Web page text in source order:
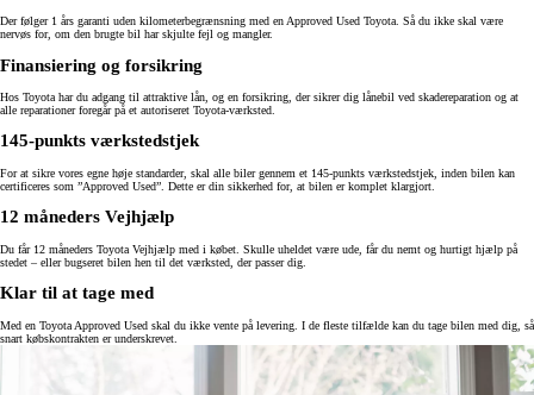
Der følger 1 års garanti uden kilometerbegrænsning med en Approved Used Toyota. Så du ikke skal være
nervøs for, om den brugte bil har skjulte fejl og mangler.
Finansiering og forsikring
Hos Toyota har du adgang til attraktive lån, og en forsikring, der sikrer dig lånebil ved skadereparation og at
alle reparationer foregår på et autoriseret Toyota-værksted.
145-punkts værkstedstjek
For at sikre vores egne høje standarder, skal alle biler gennem et 145-punkts værkstedstjek, inden bilen kan
certificeres som ”Approved Used”. Dette er din sikkerhed for, at bilen er komplet klargjort.
12 måneders Vejhjælp
Du får 12 måneders Toyota Vejhjælp med i købet. Skulle uheldet være ude, får du nemt og hurtigt hjælp på
stedet – eller bugseret bilen hen til det værksted, der passer dig.
Klar til at tage med
Med en Toyota Approved Used skal du ikke vente på levering. I de fleste tilfælde kan du tage bilen med dig, så
snart købskontrakten er underskrevet.